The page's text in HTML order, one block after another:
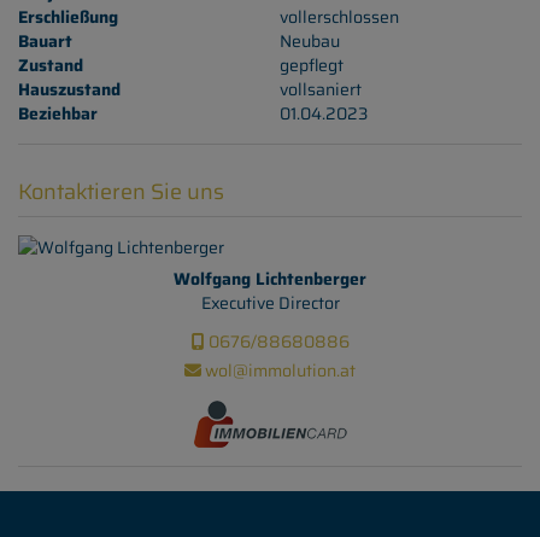
Erschließung
vollerschlossen
Bauart
Neubau
Zustand
gepflegt
Hauszustand
vollsaniert
Beziehbar
01.04.2023
Kontaktieren Sie uns
Wolfgang Lichtenberger
Executive Director
0676/88680886
wol@immolution.at